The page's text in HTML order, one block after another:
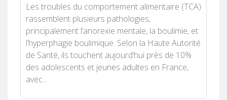
Les troubles du comportement alimentaire (TCA)
rassemblent plusieurs pathologies,
principalement l’anorexie mentale, la boulimie, et
l’hyperphagie boulimique. Selon la Haute Autorité
de Santé, ils touchent aujourd’hui près de 10%
des adolescents et jeunes adultes en France,
avec...